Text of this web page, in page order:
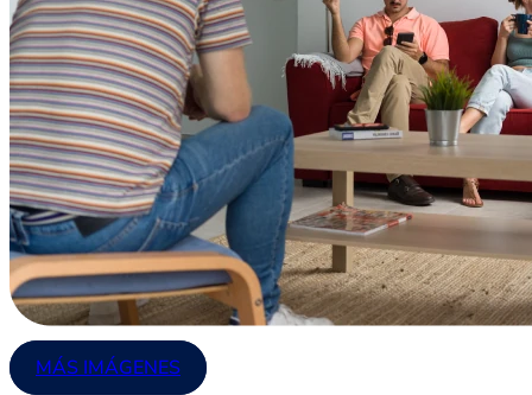
MÁS IMÁGENES